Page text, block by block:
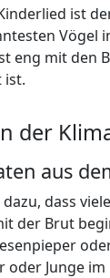
ist
Vögel
eng mit den
ist.
der
aus
dass
der Brut
oder Junge